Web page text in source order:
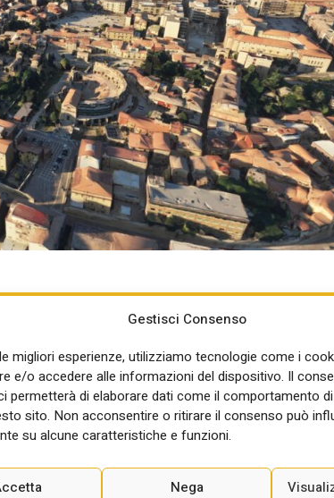
Gestisci Consenso
migliori esperienze, utilizziamo tecnologie come i
e/o accedere alle informazioni del dispositivo. Il
permetterà di elaborare dati come il comportamento
sito. Non acconsentire o ritirare il consenso può
su alcune caratteristiche e funzioni.
Nega
della Regione Campania, Vincenzo Cuomo,
l’Accordo di Programma per la gestione e la
di Rigenerazione Integrata Urbana Sostenibile).
nuovi spazi verdi, collegamenti più
programmazione e attuazione delle strategie
urbana delle città medie e dei poli urbani,